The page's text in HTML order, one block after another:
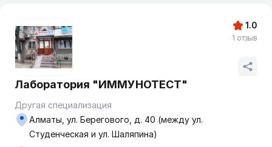
Лаборатория "ИММУНОТЕСТ"
Другая специализация
Алматы, ул. Берегового, д. 40 (между ул.
Студенческая и ул. Шаляпина)
1.0
1 отзыв